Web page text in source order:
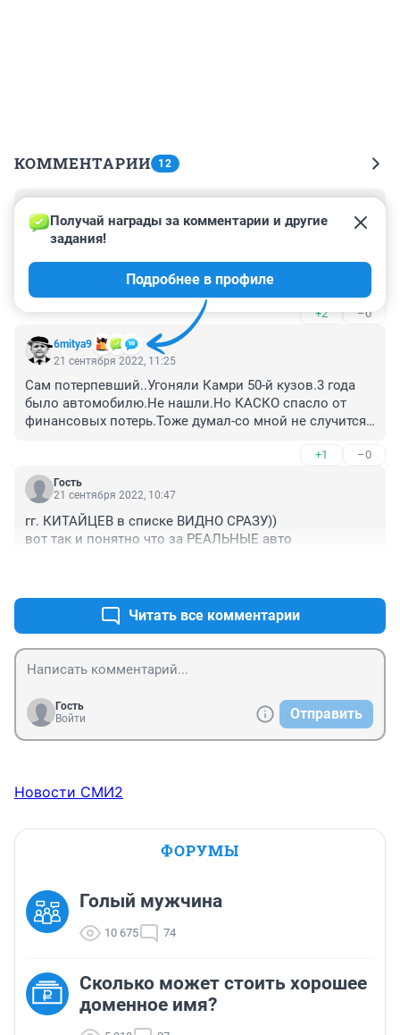
КОММЕНТАРИИ 12
21 сентября 2022, 11:38
Почему угоняют , не прописана материальная
ответственность , штрафы от 5 миллионов и сроки от
15 до 30 лет строго режима . Имущество у воров
должно изыматься включая единственное жилье.
+2 –0
6mitya9
Получай награды за комментарии и другие
задания!
Подробнее в профиле
21 сентября 2022, 11:25
Сам потерпевший..Угоняли Камри 50-й кузов.3 года
было автомобилю.Не нашли.Но КАСКО спасло от
финансовых потерь.Тоже думал-со мной не случится
+1 –0
Гость
21 сентября 2022, 10:47
гг. КИТАЙЦЕВ в списке ВИДНО СРАЗУ))
вот так и понятно что за РЕАЛЬНЫЕ авто
Читать все комментарии
Гость
Войти
Отправить
Новости СМИ2
ФОРУМЫ
Голый мужчина
10 675 74
Сколько может стоить хорошее
доменное имя?